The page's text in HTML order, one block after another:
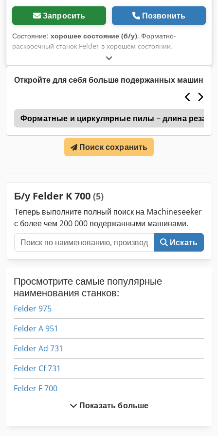
Запросить Позвонить
Состояние: хорошее состояние (б/у), Форматно-
раскроечный станок Felder в хорошем состоянии.
Использовался эпизодически, поэтому сохранился в
хорошем состоянии. Цена только что снижена и больше
снижаться не будет. Пожалуйста, обращайтесь только если
готовы приобрести по данной цене, иначе оборудование
будет утилизировано из-за нехватки места. Chsdpfx Ajrubg
Hsd Rea
Откройте для себя больше подержанных машин
Форматные и циркулярные пилы – длина реза
Поиск сохранить
Б/у Felder K 700 (5)
Теперь выполните полный поиск на Machineseeker
с более чем 200 000 подержанными машинами.
Искать
Просмотрите самые популярные
наименования станков:
Felder 975
Felder A 951
Felder Ad 731
Felder Cf 731
Felder F 700
Показать больше